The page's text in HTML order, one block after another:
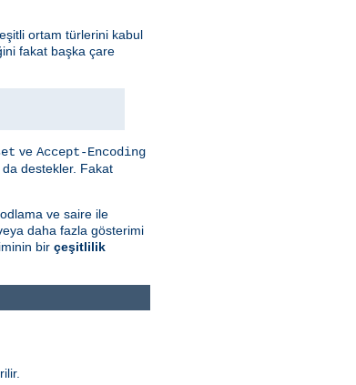
ortam türlerini kabul
fakat başka çare
ve Accept-Encoding
da destekler. Fakat
ve saire ile
daha fazla gösterimi
bir çeşitlilik